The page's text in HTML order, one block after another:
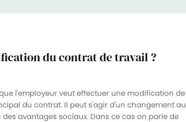
du contrat de travail ?
l'employeur veut effectuer une modification de
du contrat. Il peut s'agir d'un changement au
avantages sociaux. Dans ce cas on parle de